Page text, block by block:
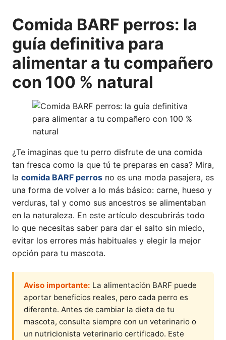
Comida BARF perros: la
guía definitiva para
alimentar a tu compañero
con 100 % natural
¿Te imaginas que tu perro disfrute de una comida
tan fresca como la que tú te preparas en casa? Mira,
la comida BARF perros no es una moda pasajera, es
una forma de volver a lo más básico: carne, hueso y
verduras, tal y como sus ancestros se alimentaban
en la naturaleza. En este artículo descubrirás todo
lo que necesitas saber para dar el salto sin miedo,
evitar los errores más habituales y elegir la mejor
opción para tu mascota.
Aviso importante: La alimentación BARF puede
aportar beneficios reales, pero cada perro es
diferente. Antes de cambiar la dieta de tu
mascota, consulta siempre con un veterinario o
un nutricionista veterinario certificado. Este